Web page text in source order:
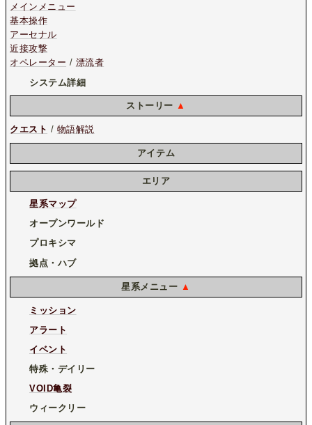
メインメニュー
基本操作
アーセナル
近接攻撃
オペレーター / 漂流者
システム詳細
ストーリー ▲
クエスト / 物語解説
アイテム
エリア
星系マップ
オープンワールド
プロキシマ
拠点・ハブ
星系メニュー ▲
ミッション
アラート
イベント
特殊・デイリー
VOID亀裂
ウィークリー